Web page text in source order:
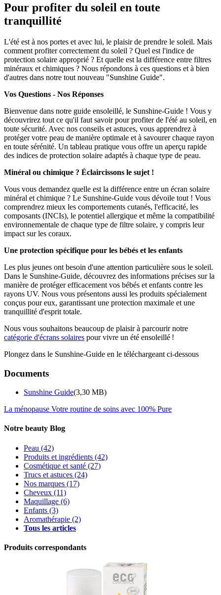
Pour profiter du soleil en toute
tranquillité
L'été est à nos portes et avec lui, le plaisir de prendre le soleil. Mais
comment profiter correctement du soleil ? Quel est l'indice de
protection solaire approprié ? Et quelle est la différence entre filtres
minéraux et chimiques ? Nous répondons à ces questions et à bien
d'autres dans notre tout nouveau "Sunshine Guide".
Vos Questions - Nos Réponses
Bienvenue dans notre guide ensoleillé, le Sunshine-Guide ! Vous y
découvrirez tout ce qu'il faut savoir pour profiter de l'été au soleil, en
toute sécurité. Avec nos conseils et astuces, vous apprendrez à
protéger votre peau de manière optimale et à savourer chaque rayon
en toute sérénité. Un tableau pratique vous offre un aperçu rapide
des indices de protection solaire adaptés à chaque type de peau.
Minéral ou chimique ? Éclaircissons le sujet !
Vous vous demandez quelle est la différence entre un écran solaire
minéral et chimique ? Le Sunshine-Guide vous dévoile tout ! Vous
comprendrez mieux les comportements cutanés, l'efficacité, les
composants (INCIs), le potentiel allergique et même la compatibilité
environnementale de chaque type de filtre solaire, y compris leur
impact sur les coraux.
Une protection spécifique pour les bébés et les enfants
Les plus jeunes ont besoin d'une attention particulière sous le soleil.
Dans le Sunshine-Guide, découvrez des informations précises sur la
manière de protéger efficacement vos bébés et enfants contre les
rayons UV. Nous vous présentons aussi les produits spécialement
conçus pour eux, garantissant une protection maximale et une
tranquillité d'esprit totale.
Nous vous souhaitons beaucoup de plaisir à parcourir notre
catégorie d'écrans solaires pour vivre un été ensoleillé !
Plongez dans le Sunshine-Guide en le téléchargeant ci-dessous
Documents
Sunshine Guide(3,30 MB)
La ménopause Votre routine de soins avec 100% Pure
Notre beauty Blog
Peau (42)
Produits et ingrédients (42)
Cosmétique et santé (27)
Trucs et astuces (24)
Nos marques (17)
Cheveux (11)
Maquillage (6)
Enfants (3)
Aromathérapie (2)
Tous les articles
Produits correspondants